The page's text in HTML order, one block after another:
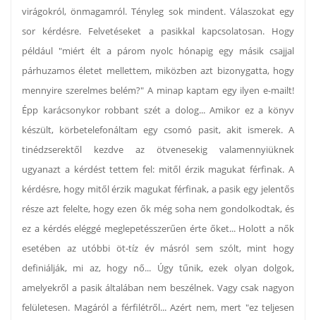
virágokról, önmagamról. Tényleg sok mindent. Válaszokat egy
sor kérdésre. Felvetéseket a pasikkal kapcsolatosan. Hogy
például "miért élt a párom nyolc hónapig egy másik csajjal
párhuzamos életet mellettem, miközben azt bizonygatta, hogy
mennyire szerelmes belém?" A minap kaptam egy ilyen e-mailt!
Épp karácsonykor robbant szét a dolog... Amikor ez a könyv
készült, körbetelefonáltam egy csomó pasit, akit ismerek. A
tinédzserektől kezdve az ötvenesekig valamennyiüknek
ugyanazt a kérdést tettem fel: mitől érzik magukat férfinak. A
kérdésre, hogy mitől érzik magukat férfinak, a pasik egy jelentős
része azt felelte, hogy ezen ők még soha nem gondolkodtak, és
ez a kérdés eléggé meglepetésszerűen érte őket... Holott a nők
esetében az utóbbi öt-tíz év másról sem szólt, mint hogy
definiálják, mi az, hogy nő... Úgy tűnik, ezek olyan dolgok,
amelyekről a pasik általában nem beszélnek. Vagy csak nagyon
felületesen. Magáról a férfilétről... Azért nem, mert "ez teljesen